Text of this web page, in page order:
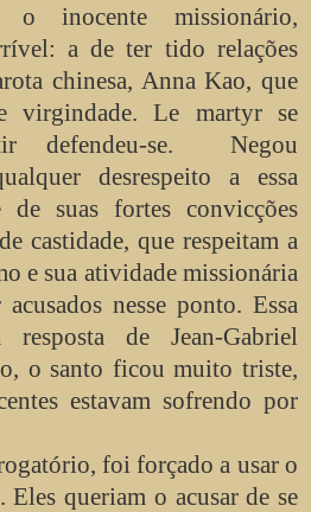
o inocente missionário,
a de ter tido relações
chinesa, Anna Kao, que
virgindade. Le martyr se
defendeu-se. Negou
desrespeito a essa
suas fortes convicções
castidade, que respeitam a
e sua atividade missionária
nesse ponto. Essa
de Jean-Gabriel
o santo ficou muito triste,
estavam sofrendo por
foi forçado a usar o
Eles queriam o acusar de se